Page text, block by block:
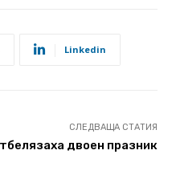
Linkedin
СЛЕДВАЩА СТАТИЯ
двоен празник